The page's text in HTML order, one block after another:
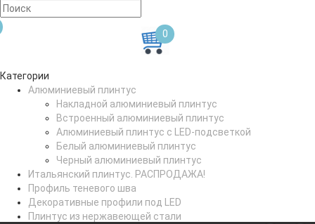
0
Категории
Алюминиевый плинтус
Накладной алюминиевый плинтус
Встроенный алюминиевый плинтус
Алюминиевый плинтус с LED-подсветкой
Белый алюминиевый плинтус
Черный алюминиевый плинтус
Итальянский плинтус. РАСПРОДАЖА!
Профиль теневого шва
Декоративные профили под LED
Плинтус из нержавеющей стали